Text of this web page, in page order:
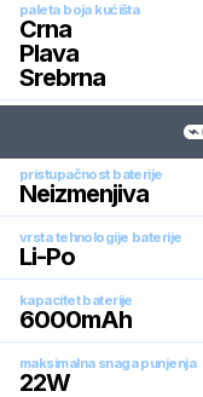
paleta boja kućišta
Crna
Plava
Srebrna
pristupačnost baterije
Neizmenjiva
vrsta tehnologije baterije
Li-Po
kapacitet baterije
6000mAh
maksimalna snaga punjenja
22W